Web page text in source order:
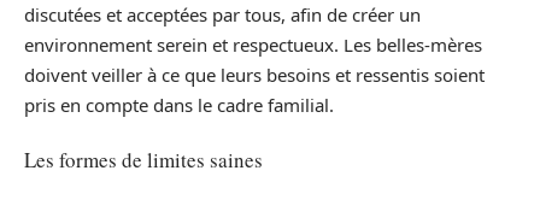
discutées et acceptées par tous, afin de créer un
environnement serein et respectueux. Les belles-mères
doivent veiller à ce que leurs besoins et ressentis soient
pris en compte dans le cadre familial.
Les formes de limites saines